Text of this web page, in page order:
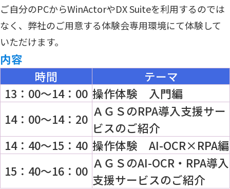
ご自分のPCからWinActorやDX Suiteを利用するのでは
なく、弊社のご用意する体験会専用環境にて体験して
いただけます。
内容
時間
テーマ
13：00～14：00 操作体験 入門編
14：00～14：20
ＡＧＳのRPA導入支援サー
ビスのご紹介
14：40～15：40 操作体験 AI-OCR×RPA編
15：40～16：00
ＡＧＳのAI-OCR・RPA導入
支援サービスのご紹介